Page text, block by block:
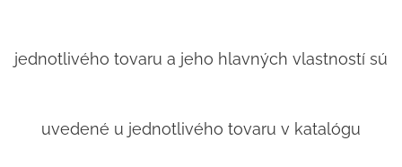
jednotlivého tovaru a jeho hlavných vlastností sú
uvedené u jednotlivého tovaru v katalógu